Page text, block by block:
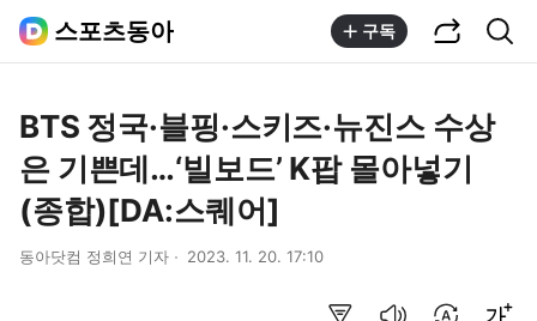
스포츠동아 구독
BTS 정국·블핑·스키즈·뉴진스 수상
은 기쁜데…‘빌보드’ K팝 몰아넣기
(종합)[DA:스퀘어]
동아닷컴 정희연 기자 2023. 11. 20. 17:10